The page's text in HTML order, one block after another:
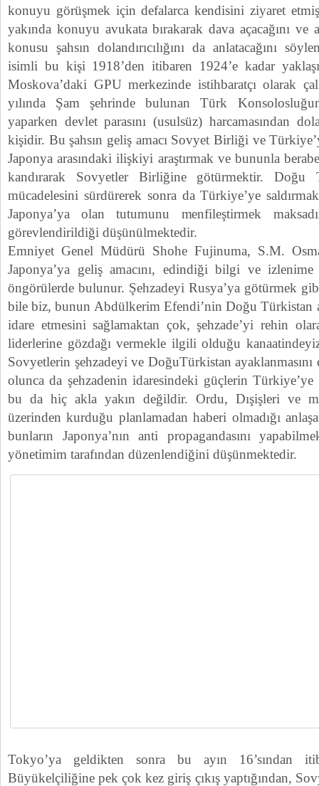
konuyu görüşmek için defalarca kendisini ziyaret
yakında konuyu avukata bırakarak dava açacağını ve
konusu şahsın dolandırıcılığını da anlatacağını
isimli bu kişi 1918’den itibaren 1924’e kadar
Moskova’daki GPU merkezinde istihbaratçı olarak
yılında Şam şehrinde bulunan Türk
yaparken devlet parasını (usulsüz) harcamasından
kişidir. Bu şahsın geliş amacı Sovyet Birliği ve
Japonya arasındaki ilişkiyi araştırmak ve bununla
kandırarak Sovyetler Birliğine götürmektir. Doğu
mücadelesini sürdürerek sonra da Türkiye’ye
Japonya’ya olan tutumunu menfileştirmek
görevlendirildiği düşünülmektedir.
Emniyet Genel Müdürü Shohe Fujinuma, S.M.
Japonya’ya geliş amacını, edindiği bilgi ve izlenime
öngörülerde bulunur. Şehzadeyi Rusya’ya götürmek
bile biz, bunun Abdülkerim Efendi’nin Doğu Türkistan
idare etmesini sağlamaktan çok, şehzade’yi rehin
liderlerine gözdağı vermekle ilgili olduğu
Sovyetlerin şehzadeyi ve DoğuTürkistan ayaklanmasını
olunca da şehzadenin idaresindeki güçlerin Türkiye’ye
bu da hiç akla yakın değildir. Ordu, Dışişleri ve
üzerinden kurduğu planlamadan haberi olmadığı
bunların Japonya’nın anti propagandasını
yönetimim tarafından düzenlendiğini düşünmektedir.
Tokyo’ya geldikten sonra bu ayın 16’sından
Büyükelçiliğine pek çok kez giriş çıkış yaptığından,